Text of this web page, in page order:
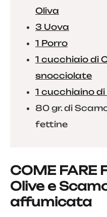
Oliva
3 Uova
1 Porro
1 cucchiaio di
snocciolate
1 cucchiaino
80 gr. di
fettine
COME FARE
Olive e
affumicata